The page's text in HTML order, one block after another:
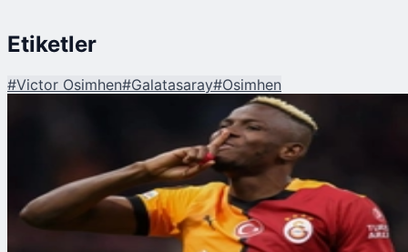
Etiketler
#Victor Osimhen#Galatasaray#Osimhen
Nijerya Milli Takımı Cephesinden Flaş 'Osimhen' Açıklaması!
Galatasaray'dan Ayrılıyor mu?